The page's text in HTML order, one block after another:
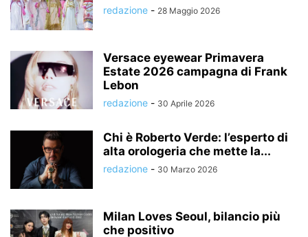
redazione - 28 Maggio 2026
Versace eyewear Primavera
Estate 2026 campagna di Frank
Lebon
redazione - 30 Aprile 2026
Chi è Roberto Verde: l’esperto di
alta orologeria che mette la...
redazione - 30 Marzo 2026
Milan Loves Seoul, bilancio più
che positivo